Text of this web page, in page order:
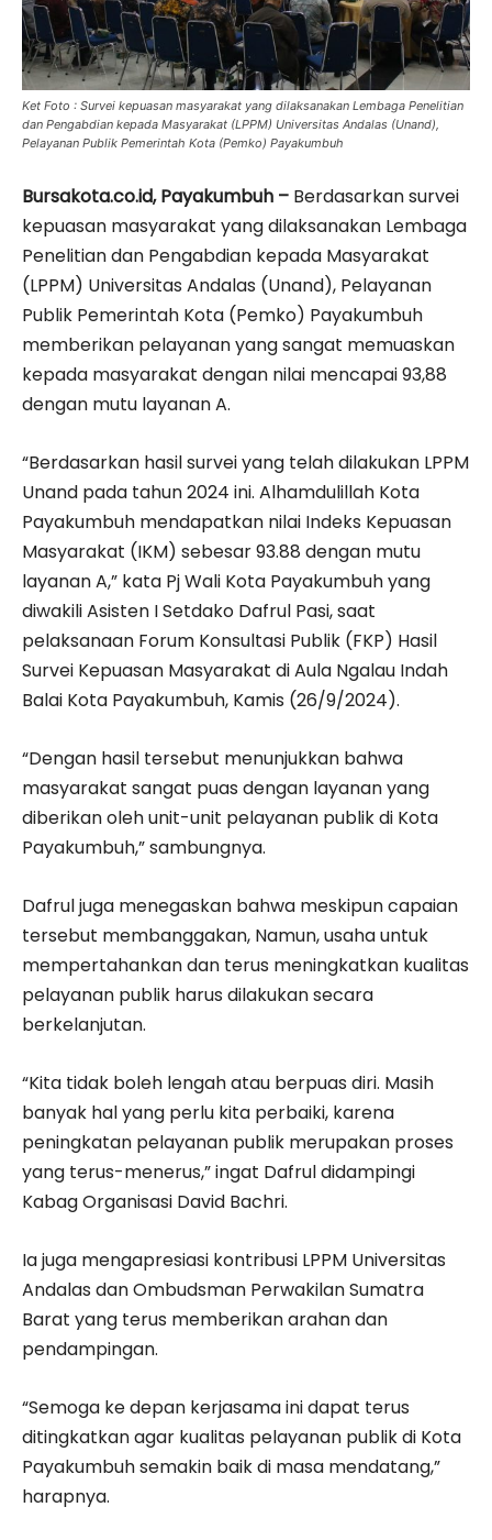
Ket Foto : Survei kepuasan masyarakat yang dilaksanakan Lembaga Penelitian
dan Pengabdian kepada Masyarakat (LPPM) Universitas Andalas (Unand),
Pelayanan Publik Pemerintah Kota (Pemko) Payakumbuh
Bursakota.co.id, Payakumbuh – Berdasarkan survei
kepuasan masyarakat yang dilaksanakan Lembaga
Penelitian dan Pengabdian kepada Masyarakat
(LPPM) Universitas Andalas (Unand), Pelayanan
Publik Pemerintah Kota (Pemko) Payakumbuh
memberikan pelayanan yang sangat memuaskan
kepada masyarakat dengan nilai mencapai 93,88
dengan mutu layanan A.
“Berdasarkan hasil survei yang telah dilakukan LPPM
Unand pada tahun 2024 ini. Alhamdulillah Kota
Payakumbuh mendapatkan nilai Indeks Kepuasan
Masyarakat (IKM) sebesar 93.88 dengan mutu
layanan A,” kata Pj Wali Kota Payakumbuh yang
diwakili Asisten I Setdako Dafrul Pasi, saat
pelaksanaan Forum Konsultasi Publik (FKP) Hasil
Survei Kepuasan Masyarakat di Aula Ngalau Indah
Balai Kota Payakumbuh, Kamis (26/9/2024).
“Dengan hasil tersebut menunjukkan bahwa
masyarakat sangat puas dengan layanan yang
diberikan oleh unit-unit pelayanan publik di Kota
Payakumbuh,” sambungnya.
Dafrul juga menegaskan bahwa meskipun capaian
tersebut membanggakan, Namun, usaha untuk
mempertahankan dan terus meningkatkan kualitas
pelayanan publik harus dilakukan secara
berkelanjutan.
“Kita tidak boleh lengah atau berpuas diri. Masih
banyak hal yang perlu kita perbaiki, karena
peningkatan pelayanan publik merupakan proses
yang terus-menerus,” ingat Dafrul didampingi
Kabag Organisasi David Bachri.
Ia juga mengapresiasi kontribusi LPPM Universitas
Andalas dan Ombudsman Perwakilan Sumatra
Barat yang terus memberikan arahan dan
pendampingan.
“Semoga ke depan kerjasama ini dapat terus
ditingkatkan agar kualitas pelayanan publik di Kota
Payakumbuh semakin baik di masa mendatang,”
harapnya.